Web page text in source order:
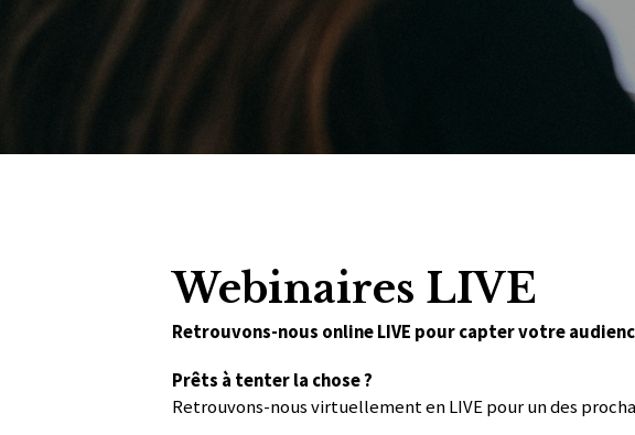
Webinaires LIVE
Retrouvons-nous online LIVE pour capter votre
Prêts à tenter la chose ?
Retrouvons-nous virtuellement en LIVE pour un des